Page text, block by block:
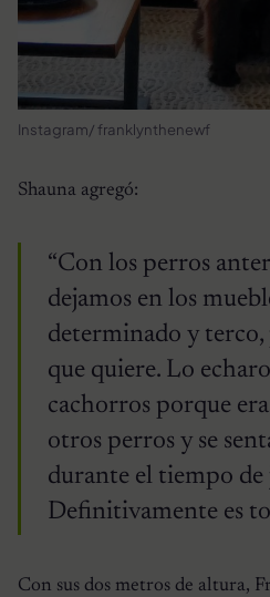
Instagram/ franklynthenewf
Shauna agregó:
“Con los perros
dejamos en los
determinado y terco,
que quiere. Lo
cachorros porque
otros perros y se
durante el tiempo de
Definitivamente es
Con sus dos metros de altura,